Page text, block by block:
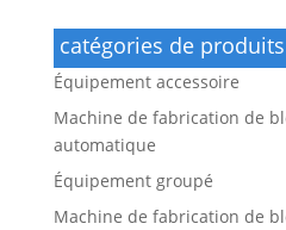
catégories de produits
Équipement accessoire
Machine de fabrication de
automatique
Équipement groupé
Machine de fabrication de